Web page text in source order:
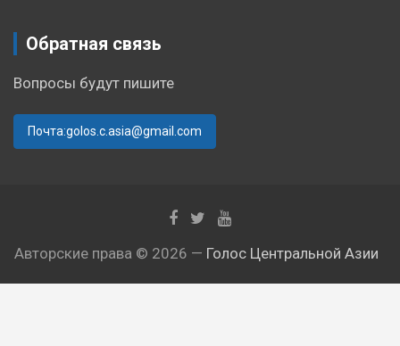
Обратная связь
Вопросы будут пишите
Почта:golos.c.asia@gmail.com
Авторские права © 2026 — Голос Центральной Азии